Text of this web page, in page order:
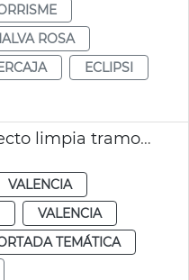
ROSA
ECLIPSI
JGL Aprobación proyecto limpia tramo III Colector Norte
VALENCIA
VALENCIA
TEMÁTICA